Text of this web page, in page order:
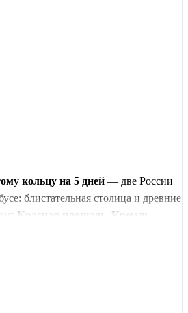
кольцу на 5 дней — две России
блистательная столица и древние
Красная площадь, Кремль,
с Парящим мостом. Свободное время
Сергиев Посад
Александра Невского